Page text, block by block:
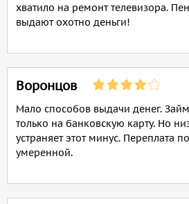
хватило на ремонт телевизора.
выдают охотно деньги!
Воронцов
Мало способов выдачи денег.
только на банковскую карту. Но
устраняет этот минус. Переплата
умеренной.